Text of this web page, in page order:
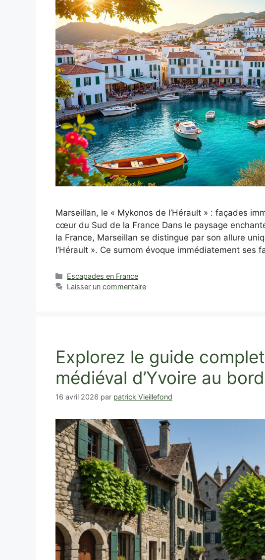
Marseillan, le « Mykonos de l’Hérault » : façades
cœur du Sud de la France Dans le paysage
la France, Marseillan se distingue par son allure
l’Hérault ». Ce surnom évoque immédiatement ses
Catégories
Escapades en France
Laisser un commentaire
Explorez le guide
médiéval d’Yvoire au
16 avril 2026 par patrick Vieillefond